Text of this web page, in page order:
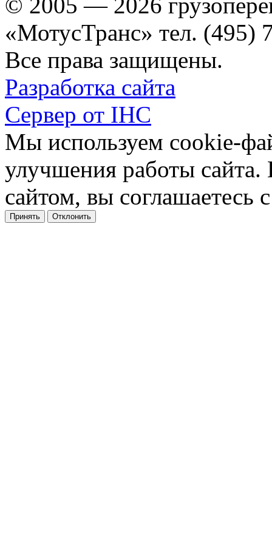
«МотусТранс» тел. (495)
Все права защищены.
Разработка сайта
Сервер от IHC
Мы используем cookie-
улучшения работы сайта.
сайтом, вы соглашаетесь
Принять Отклонить